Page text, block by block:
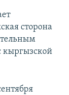
сторона
кыргызской